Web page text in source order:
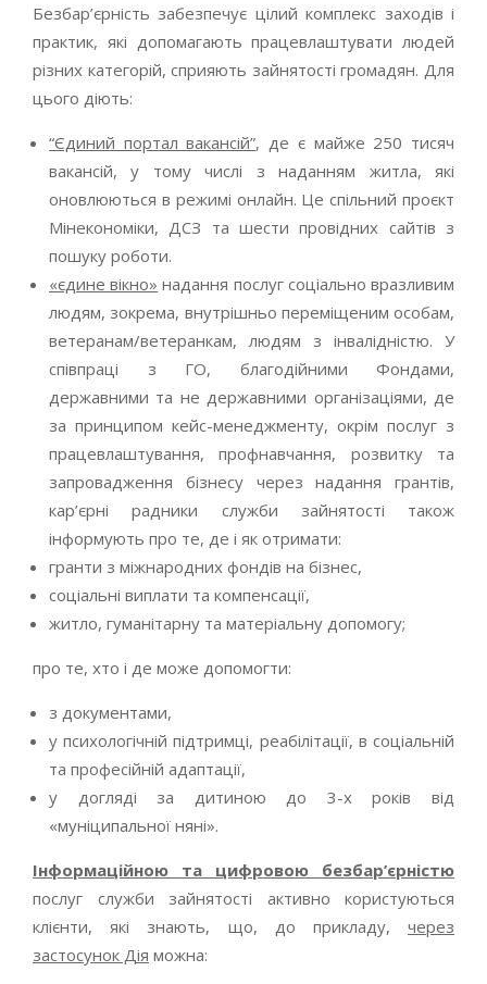
Безбар’єрність забезпечує цілий комплекс заходів і
практик, які допомагають працевлаштувати людей
різних категорій, сприяють зайнятості громадян. Для
цього діють:
“Єдиний портал вакансій”, де є майже 250 тисяч
вакансій, у тому числі з наданням житла, які
оновлюються в режимі онлайн. Це спільний проєкт
Мінекономіки, ДСЗ та шести провідних сайтів з
пошуку роботи.
«єдине вікно» надання послуг соціально вразливим
людям, зокрема, внутрішньо переміщеним особам,
ветеранам/ветеранкам, людям з інвалідністю. У
співпраці з ГО, благодійними Фондами,
державними та не державними організаціями, де
за принципом кейс-менеджменту, окрім послуг з
працевлаштування, профнавчання, розвитку та
запровадження бізнесу через надання грантів,
кар’єрні радники служби зайнятості також
інформують про те, де і як отримати:
гранти з міжнародних фондів на бізнес,
соціальні виплати та компенсації,
житло, гуманітарну та матеріальну допомогу;
про те, хто і де може допомогти:
з документами,
у психологічній підтримці, реабілітації, в соціальній
та професійній адаптації,
у догляді за дитиною до 3-х років від
«муніципальної няні».
Інформаційною та цифровою безбар’єрністю
послуг служби зайнятості активно користуються
клієнти, які знають, що, до прикладу, через
застосунок Дія можна: